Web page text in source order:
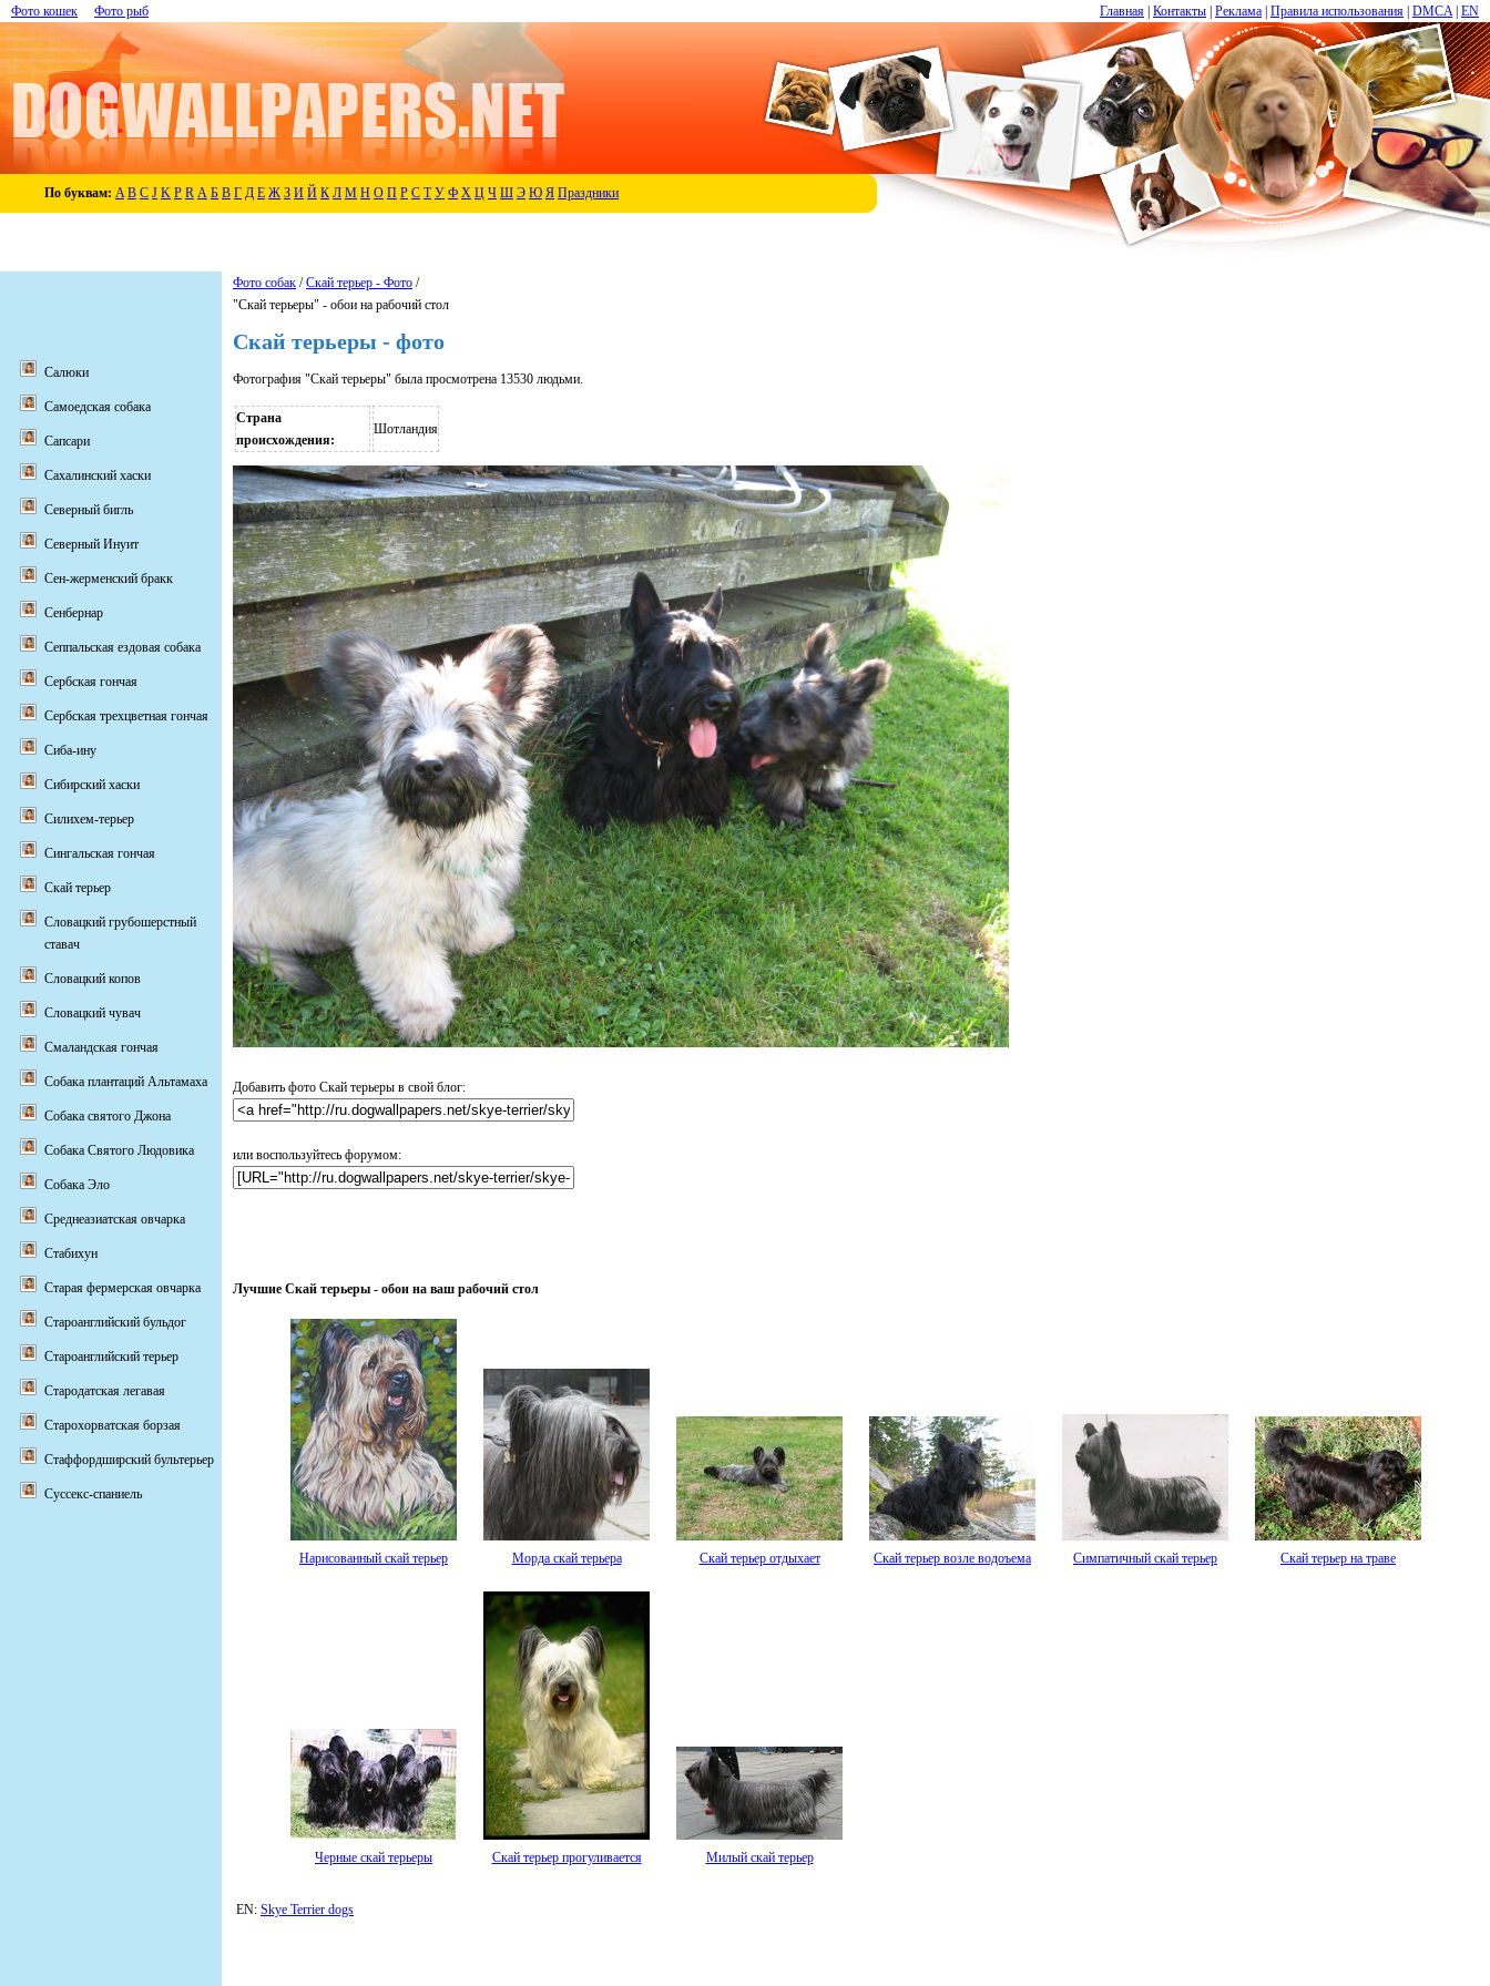
Главная Контакты Реклама Правила использования DMCA EN
Фото кошек Фото рыб
По буквам: A B C J K P R А Б В Г Д Е Ж З И Й К Л М Н О П Р С Т У Ф Х Ц Ч Ш Э Ю Я Праздники
Фото собак /Скай терьер - Фото /
"Скай терьеры" - обои на рабочий стол
Скай терьеры - фото
Фотография "Скай терьеры" была просмотрена 13530 людьми.
Страна
происхождения:
Шотландия
Добавить фото Скай терьеры в свой блог:
или воспользуйтесь форумом:
Лучшие Скай терьеры - обои на ваш рабочий стол
Нарисованный скай терьер Морда скай терьера Скай терьер отдыхает Скай терьер возле водоъема Симпатичный скай терьер Скай терьер на траве
Черные скай терьеры Скай терьер прогуливается Милый скай терьер
EN: Skye Terrier dogs
Салюки
Самоедская собака
Сапсари
Сахалинский хаски
Северный бигль
Северный Инуит
Сен-жерменский бракк
Сенбернар
Сеппальская ездовая собака
Сербская гончая
Сербская трехцветная гончая
Сиба-ину
Сибирский хаски
Силихем-терьер
Сингальская гончая
Скай терьер
Словацкий грубошерстный
ставач
Словацкий копов
Словацкий чувач
Смаландская гончая
Собака плантаций Альтамаха
Собака святого Джона
Собака Святого Людовика
Собака Эло
Среднеазиатская овчарка
Стабихун
Старая фермерская овчарка
Староанглийский бульдог
Староанглийский терьер
Стародатская легавая
Старохорватская борзая
Стаффордширский бультерьер
Суссекс-спаниель